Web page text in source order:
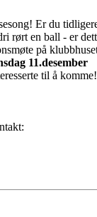
Er du
rørt en ball - er
på
11.desember
til å